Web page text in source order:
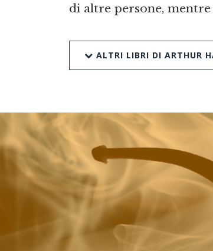
di altre persone,
ALTRI LIBRI DI ARTHUR